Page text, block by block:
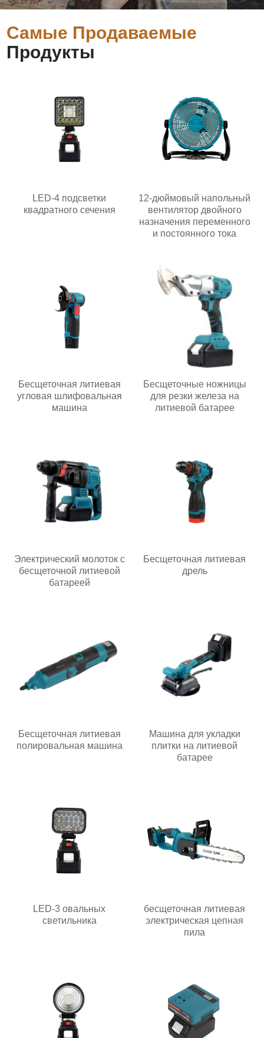
Самые Продаваемые
Продукты
LED-4 подсветки
квадратного сечения
12-дюймовый напольный
вентилятор двойного
назначения переменного
и постоянного тока
Бесщеточная литиевая
угловая шлифовальная
машина
Бесщеточные ножницы
для резки железа на
литиевой батарее
Электрический молоток с
бесщеточной литиевой
батареей
Бесщеточная литиевая
дрель
Бесщеточная литиевая
полировальная машина
Машина для укладки
плитки на литиевой
батарее
LED-3 овальных
светильника
бесщеточная литиевая
электрическая цепная
пила